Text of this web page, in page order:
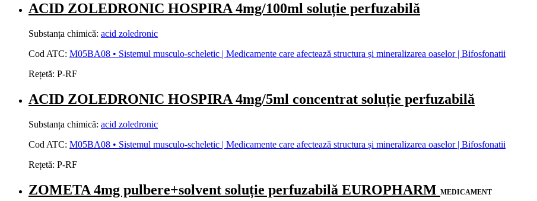
ACID ZOLEDRONIC HOSPIRA 4mg/100ml soluție perfuzabilă
Substanța chimică: acid zoledronic
Cod ATC: M05BA08 • Sistemul musculo-scheletic | Medicamente care afectează structura și mineralizarea oaselor | Bifosfonatii
Rețetă: P-RF
ACID ZOLEDRONIC HOSPIRA 4mg/5ml concentrat soluție perfuzabilă
Substanța chimică: acid zoledronic
Cod ATC: M05BA08 • Sistemul musculo-scheletic | Medicamente care afectează structura și mineralizarea oaselor | Bifosfonatii
Rețetă: P-RF
ZOMETA 4mg pulbere+solvent soluție perfuzabilă EUROPHARM MEDICAMENT